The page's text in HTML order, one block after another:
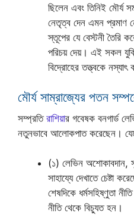
ছিলেন এবং তিনিই মৌর্য
নেতৃত্ব দেন এমন প্রমাণ
স্তূপের যে বেস্টনী তৈরি
পরিচয় দেয়। এই সকল
বিদ্রোহের তত্ত্বকে নস্যাৎ
মৌর্য সাম্রাজ্যের পতন
সম্প্রতি রাশিয়ার গবেষক বনগার্ড
নতুনভাবে আলোকপাত করেছেন।
(১) লেভিন অশোকাবদান,
সাহায্যে দেখাতে চেষ্টা
শেষদিকে ধর্মসহিষ্ণুতা
নীতি থেকে বিচ্যুত হন।